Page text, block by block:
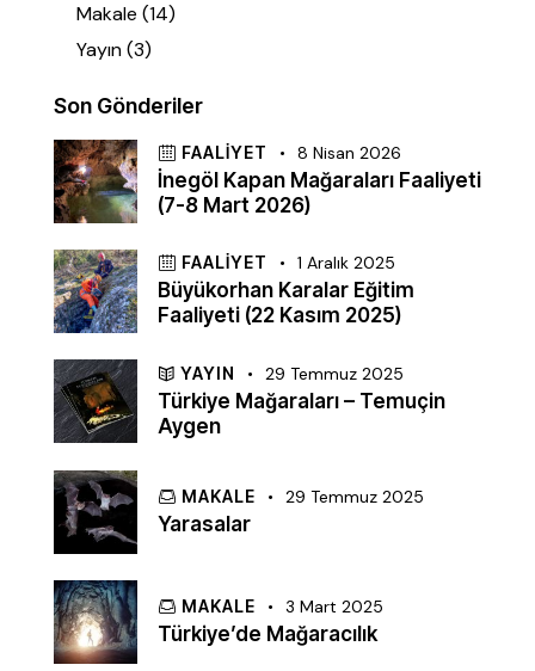
Makale (14)
Yayın(3)
Son Gönderiler
FAALIYET 8 Nisan 2026
İnegöl Kapan Mağaraları Faaliyeti
(7-8 Mart 2026)
FAALIYET 1 Aralık 2025
Büyükorhan Karalar Eğitim
Faaliyeti (22 Kasım 2025)
YAYIN 29 Temmuz 2025
Türkiye Mağaraları – Temuçin
Aygen
MAKALE 29 Temmuz 2025
Yarasalar
MAKALE 3 Mart 2025
Türkiye’de Mağaracılık